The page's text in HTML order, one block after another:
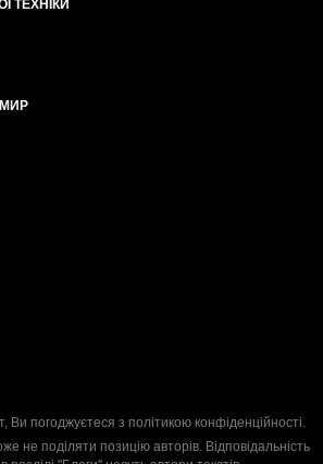
ТЕХНІКИ
Ви погоджуєтеся з політикою конфіденційності.
не поділяти позицію авторів. Відповідальність